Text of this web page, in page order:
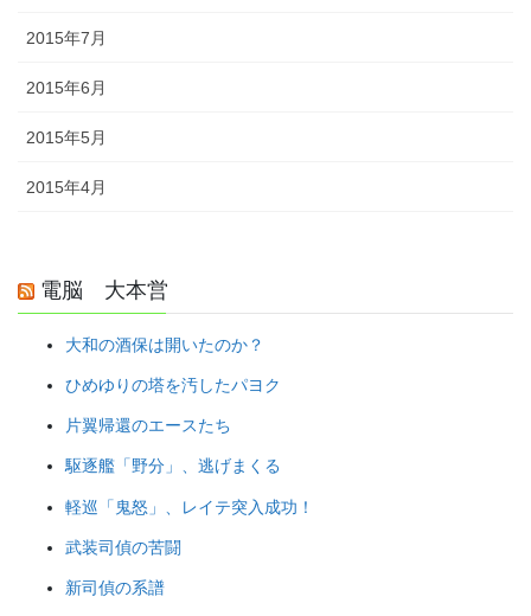
2015年7月
2015年6月
2015年5月
2015年4月
電脳 大本営
大和の酒保は開いたのか？
ひめゆりの塔を汚したパヨク
片翼帰還のエースたち
駆逐艦「野分」、逃げまくる
軽巡「鬼怒」、レイテ突入成功！
武装司偵の苦闘
新司偵の系譜